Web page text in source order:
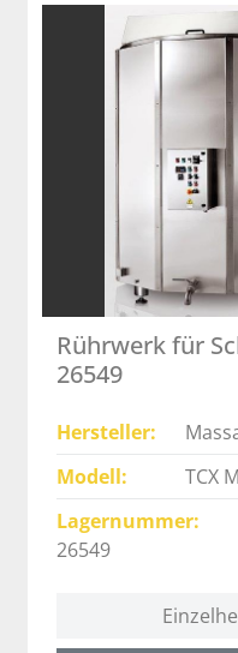
Rührwerk für
26549
Hersteller
Modell
TCX
Lagernummer
26549